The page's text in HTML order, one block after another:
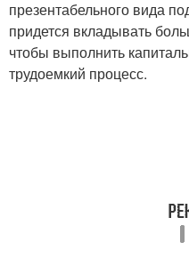
презентабельного вида
придется вкладывать
чтобы выполнить
трудоемкий процесс.